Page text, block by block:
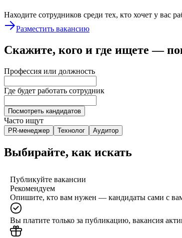
Находите сотрудников среди тех, кто хочет у вас
Разместить вакансию
Скажите, кого и где ищете —
Профессия или должность
Где будет работать сотрудник
Посмотреть кандидатов
Часто ищут
PR-менеджер Технолог Аудитор
Выбирайте, как искать
Публикуйте вакансии
Рекомендуем
Опишите, кто вам нужен — кандидаты сами с
Вы платите только за публикацию, вакансия